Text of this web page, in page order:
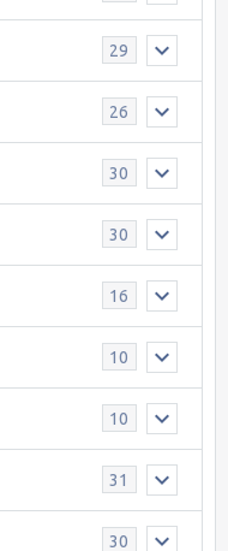
29
26
30
30
16
10
10
31
30